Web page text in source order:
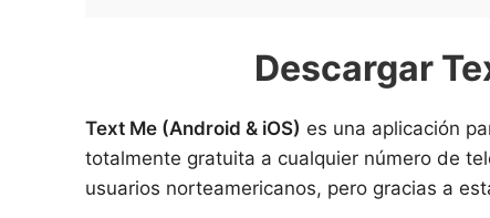
Descargar
Text Me (Android & iOS) es una aplicación
totalmente gratuita a cualquier número de
usuarios norteamericanos, pero gracias a